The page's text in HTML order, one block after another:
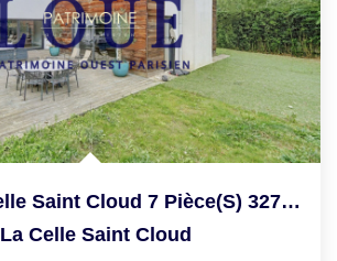
Maison La Celle Saint Cloud 7 Pièce(s) 327.91 M2
La Celle Saint Cloud